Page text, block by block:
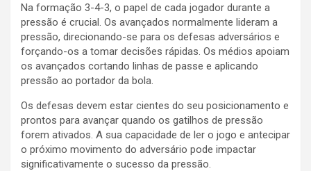
Na formação 3-4-3, o papel de cada jogador durante a
pressão é crucial. Os avançados normalmente lideram a
pressão, direcionando-se para os defesas adversários e
forçando-os a tomar decisões rápidas. Os médios apoiam
os avançados cortando linhas de passe e aplicando
pressão ao portador da bola.
Os defesas devem estar cientes do seu posicionamento e
prontos para avançar quando os gatilhos de pressão
forem ativados. A sua capacidade de ler o jogo e antecipar
o próximo movimento do adversário pode impactar
significativamente o sucesso da pressão.